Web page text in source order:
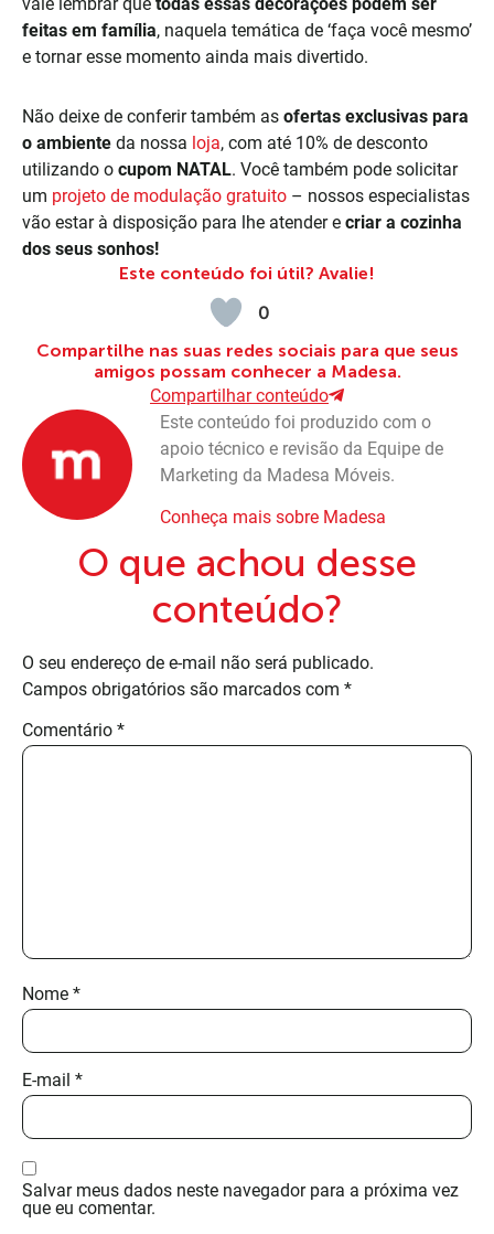
feitas em família, naquela temática de ‘faça você mesmo’
e tornar esse momento ainda mais divertido.
Não deixe de conferir também as ofertas exclusivas para
o ambiente da nossa loja, com até 10% de desconto
utilizando o cupom NATAL. Você também pode solicitar
um projeto de modulação gratuito – nossos especialistas
vão estar à disposição para lhe atender e criar a cozinha
dos seus sonhos!
Este conteúdo foi útil? Avalie!
0
Compartilhe nas suas redes sociais para que seus
amigos possam conhecer a Madesa.
Compartilhar conteúdo
Este conteúdo foi produzido com o
apoio técnico e revisão da Equipe de
Marketing da Madesa Móveis.
Conheça mais sobre Madesa
O que achou desse
conteúdo?
O seu endereço de e-mail não será publicado.
Campos obrigatórios são marcados com *
Comentário *
Nome *
E-mail *
Salvar meus dados neste navegador para a próxima vez
que eu comentar.